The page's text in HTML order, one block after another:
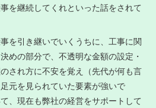
を継続してくれといった話をされて
を引き継いでいくうちに、工事に関
めの部分で、不透明な金額の設定・
され方に不安を覚え（先代が何も言
元を見られていた要素が強いで
、現在も弊社の経営をサポートして